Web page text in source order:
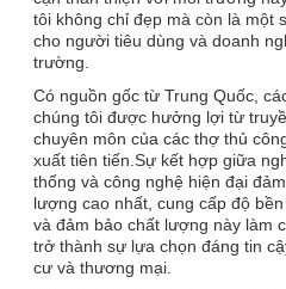
tôi không chỉ đẹp mà còn là một
cho người tiêu dùng và doanh
trường.
Có nguồn gốc từ Trung Quốc,
chúng tôi được hưởng lợi từ
chuyên môn của các thợ thủ
xuất tiên tiến.Sự kết hợp giữa
thống và công nghệ hiện đại
lượng cao nhất, cung cấp độ
và đảm bảo chất lượng này làm
trở thành sự lựa chọn đáng tin
cư và thương mại.